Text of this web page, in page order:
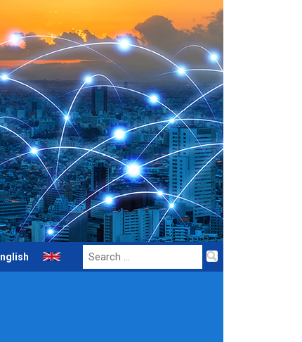
Search
for: